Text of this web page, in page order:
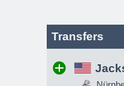
Transfers